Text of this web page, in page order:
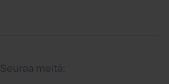
Seuraa meitä: